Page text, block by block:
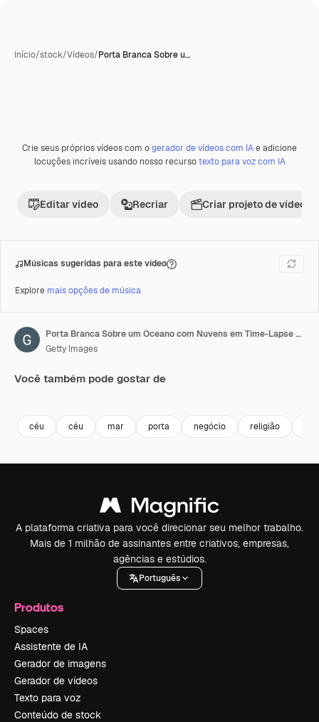
Início/stock/Vídeos/Porta Branca Sobre u…
Premium
Crie seus próprios vídeos com ogerador de vídeos com IAe adicione
locuções incríveis usando nosso recursotexto para voz com IA
Editar vídeo Recriar Criar projeto de vídeo
Músicas sugeridas para este vídeo
Explore mais opções de música
Porta Branca Sobre um Oceano com Nuvens em Time-Lapse Abrindo e Revelando uma Tela Verde
Getty Images
Você também pode gostar de
céu céu mar porta negócio religião
A plataforma criativa para você direcionar seu melhor trabalho.
Mais de 1 milhão de assinantes entre criativos, empresas,
agências e estúdios.
Português
Produtos
Spaces
Assistente de IA
Gerador de imagens
Gerador de vídeos
Texto para voz
Conteúdo de stock